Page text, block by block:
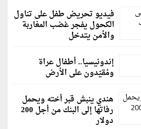
فيديو تحريض طفل على تناول
الكحول يفجر غضب المغاربة
والأمن يتدخل
إندونيسيا.. أطفال عراة
ومُقيّدون على الأرض
هندي ينبش قبر أخته ويحمل
رفاتها إلى البنك من أجل 200
دولار